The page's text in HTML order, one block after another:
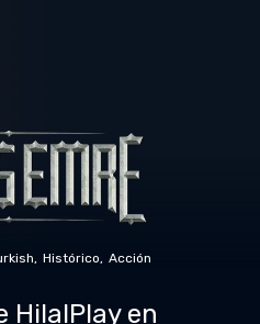
Histórico Acción
HilalPlay en